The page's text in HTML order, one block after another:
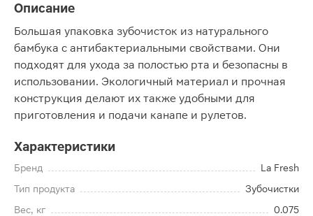
Описание
Большая упаковка зубочисток из натурального
бамбука с антибактериальными свойствами. Они
подходят для ухода за полостью рта и безопасны в
использовании. Экологичный материал и прочная
конструкция делают их также удобными для
приготовления и подачи канапе и рулетов.
Характеристики
Бренд
La Fresh
Тип продукта
Зубочистки
Вес, кг
0.075